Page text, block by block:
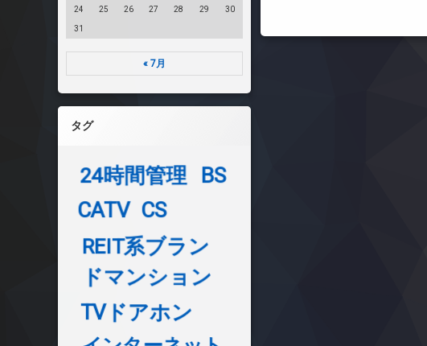
24 25 26 27 28 29 30
31
« 7月
タグ
24時間管理
BS
CATV CS
REIT系ブラン
ドマンション
TVドアホン